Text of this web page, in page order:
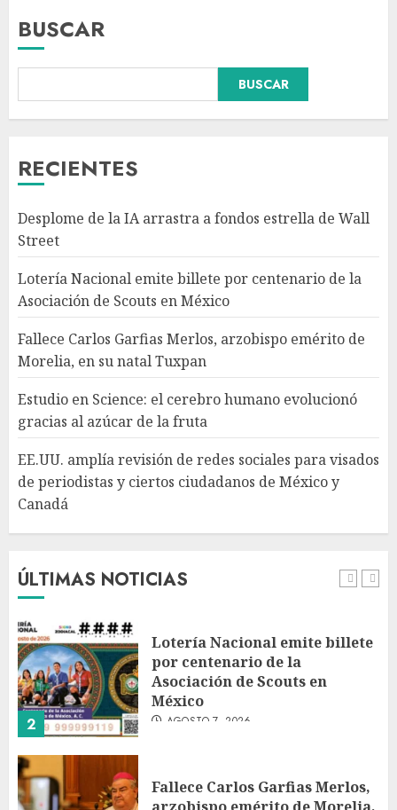
BUSCAR
BUSCAR
RECIENTES
Desplome de la IA arrastra a fondos estrella de Wall
Street
Lotería Nacional emite billete por centenario de la
Asociación de Scouts en México
Fallece Carlos Garfias Merlos, arzobispo emérito de
Morelia, en su natal Tuxpan
Estudio en Science: el cerebro humano evolucionó
gracias al azúcar de la fruta
EE.UU. amplía revisión de redes sociales para visados
de periodistas y ciertos ciudadanos de México y
Canadá
ÚLTIMAS NOTICIAS
3
Fallece Carlos Garfias Merlos,
arzobispo emérito de Morelia,
4
humano evolucionó gracias al
azúcar de la fruta
AGOSTO 7, 2026
EE.UU. amplía revisión de
periodistas y ciertos
ciudadanos de México y
Canadá
AGOSTO 7, 2026
1
fondos estrella de Wall Street
2
Lotería Nacional emite billete
por centenario de la
Asociación de Scouts en
México
AGOSTO 7, 2026
Fallece Carlos Garfias Merlos,
arzobispo emérito de Morelia,